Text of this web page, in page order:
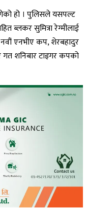
हो । पुलिसले यसपल्ट
ब्लकर सुमित्रा रेग्मीलाई
नवौं एनभीए कप, शेरबहादुर
र गत शनिबार टाइगर कपको